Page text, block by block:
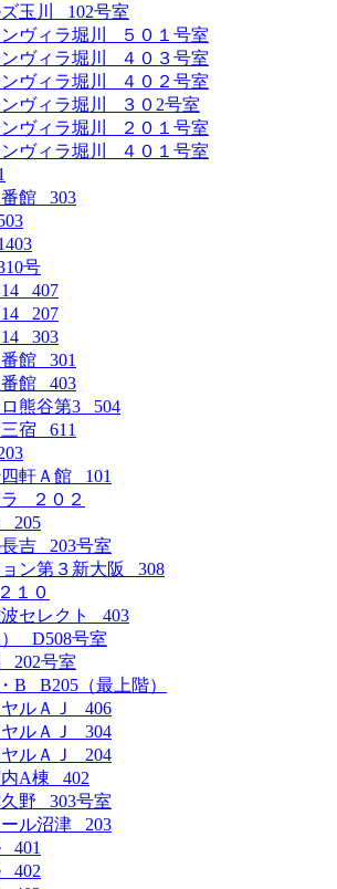
玉川 102号室
ヴィラ堀川 ５０１号室
ヴィラ堀川 ４０３号室
ヴィラ堀川 ４０２号室
ヴィラ堀川 ３０2号室
ヴィラ堀川 ２０１号室
ヴィラ堀川 ４０１号室
番館 303
号
14 407
14 207
14 303
館 301
番館 403
熊谷第3 504
宿 611
軒Ａ館 101
ラ ２０２
205
吉 203号室
ン第３新大阪 308
１０
セレクト 403
D508号室
202号室
B B205（最上階）
ルＡＪ 406
ルＡＪ 304
ルＡＪ 204
内A棟 402
野 303号室
ル沼津 203
401
402